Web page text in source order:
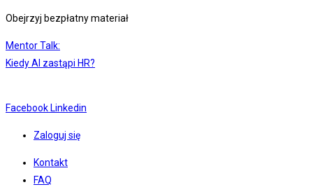
Obejrzyj bezpłatny materiał
Mentor Talk:
Kiedy AI zastąpi HR?
Facebook Linkedin
Zaloguj się
Kontakt
FAQ